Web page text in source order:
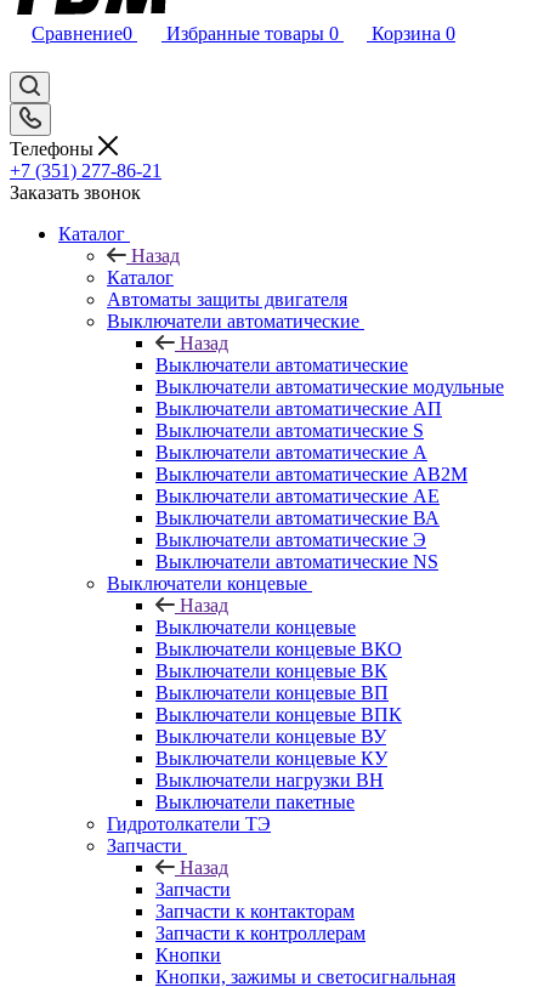
Сравнение0 Избранные товары 0 Корзина 0
Телефоны
+7 (351) 277-86-21
Заказать звонок
Каталог
Назад
Каталог
Автоматы защиты двигателя
Выключатели автоматические
Назад
Выключатели автоматические
Выключатели автоматические модульные
Выключатели автоматические АП
Выключатели автоматические S
Выключатели автоматические А
Выключатели автоматические АВ2М
Выключатели автоматические АЕ
Выключатели автоматические ВА
Выключатели автоматические Э
Выключатели автоматические NS
Выключатели концевые
Назад
Выключатели концевые
Выключатели концевые ВКО
Выключатели концевые ВК
Выключатели концевые ВП
Выключатели концевые ВПК
Выключатели концевые ВУ
Выключатели концевые КУ
Выключатели нагрузки ВН
Выключатели пакетные
Гидротолкатели ТЭ
Запчасти
Назад
Запчасти
Запчасти к контакторам
Запчасти к контроллерам
Кнопки
Кнопки, зажимы и светосигнальная